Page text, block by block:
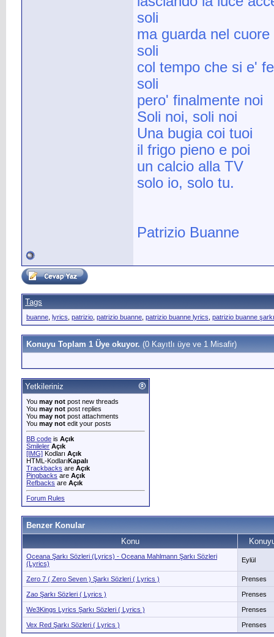
soli
ma guarda nel
soli
col tempo che si e'
soli
pero' finalmente noi
Soli noi, soli noi
Una bugia coi tuoi
il frigo pieno e poi
un calcio alla TV
solo io, solo tu.
Patrizio Buanne
Tags
buanne lyrics patrizio patrizio buanne patrizio buanne lyrics patrizio buanne şarkı
Konuyu Toplam 1 Üye okuyor. (0 Kayıtlı üye ve 1 Misafir)
Yetkileriniz
You may not post new threads
You may not post replies
You may not post attachments
You may not edit your posts
BB code is Açık
Smileler Açık
[IMG] Kodları Açık
HTML-KodlarıKapalı
Trackbacks are Açık
Pingbacks are Açık
Refbacks are Açık
Forum Rules
Benzer Konular
Konu
Oceana Şarkı Sözleri (Lyrics) - Oceana Mahlmann Şarkı Sözleri
(Lyrics)
Eylül
Zero 7 ( Zero Seven ) Şarkı Sözleri ( Lyrics ) Prenses
Zao Şarkı Sözleri ( Lyrics ) Prenses
We3Kings Lyrics Şarkı Sözleri ( Lyrics ) Prenses
Vex Red Şarkı Sözleri ( Lyrics ) Prenses